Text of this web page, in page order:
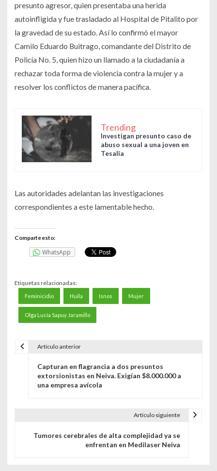
presunto agresor, quien presentaba una herida
autoinfligida y fue trasladado al Hospital de Pitalito por
la gravedad de su estado. Así lo confirmó el mayor
Camilo Eduardo Buitrago, comandante del Distrito de
Policía No. 5, quien hizo un llamado a la ciudadanía a
rechazar toda forma de violencia contra la mujer y a
resolver los conflictos de manera pacífica.
Trending
Investigan presunto caso de
abuso sexual a una joven en
Tesalia
Las autoridades adelantan las investigaciones
correspondientes a este lamentable hecho.
Comparte esto:
WhatsApp
Etiquetas relacionadas:
Feminicidio Huila Isnos Mujer
Olga Lucía Sapuy Jaramillo
Artículo anterior
Capturan en flagrancia a dos presuntos
extorsionistas en Neiva. Exigían $8.000.000 a
una empresa avícola
Artículo siguiente
Tumores cerebrales de alta complejidad ya se
enfrentan en Medilaser Neiva